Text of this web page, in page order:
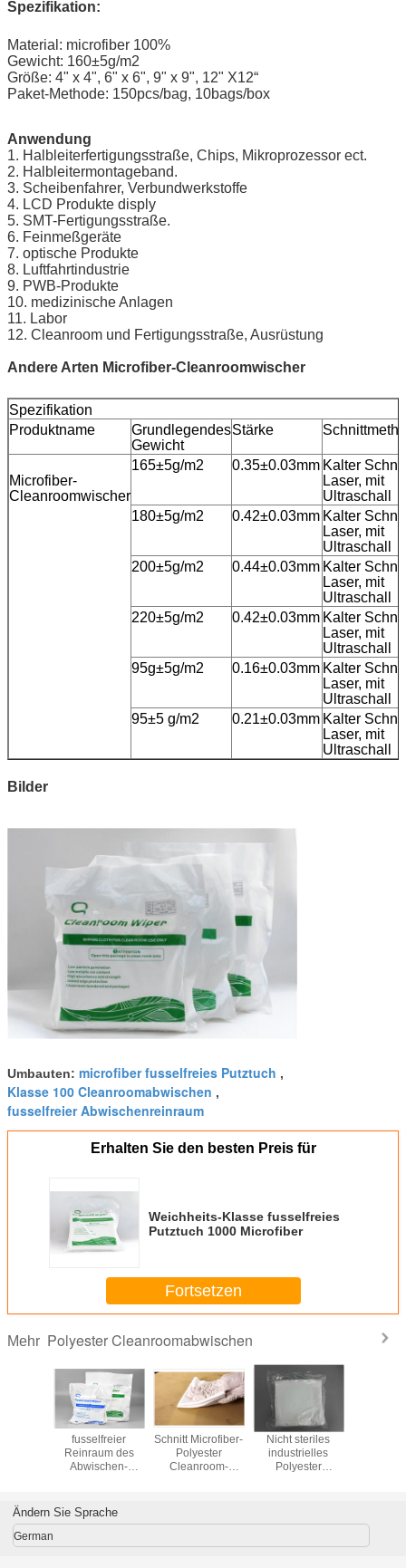
Spezifikation:
Material: microfiber 100%
Gewicht: 160±5g/m2
Größe: 4" x 4", 6" x 6", 9" x 9", 12" X12“
Paket-Methode: 150pcs/bag, 10bags/box
Anwendung
1. Halbleiterfertigungsstraße, Chips, Mikroprozessor ect.
2. Halbleitermontageband.
3. Scheibenfahrer, Verbundwerkstoffe
4. LCD Produkte disply
5. SMT-Fertigungsstraße.
6. Feinmeßgeräte
7. optische Produkte
8. Luftfahrtindustrie
9. PWB-Produkte
10. medizinische Anlagen
11. Labor
12. Cleanroom und Fertigungsstraße, Ausrüstung
Andere Arten Microfiber-Cleanroomwischer
Spezifikation
Produktname
Grundlegendes
Gewicht
Stärke
Microfiber-
Cleanroomwischer
165±5g/m2 0.35±0.03mm Kalter
Laser, mit
Ultraschall
180±5g/m2
0.42±0.03mm Kalter
Laser, mit
Ultraschall
200±5g/m2
0.44±0.03mm Kalter
Laser, mit
Ultraschall
220±5g/m2
0.42±0.03mm Kalter
Laser, mit
Ultraschall
95g±5g/m2
0.16±0.03mm Kalter
Laser, mit
Ultraschall
95±5 g/m2
0.21±0.03mm Kalter
Laser, mit
Ultraschall
Bilder
Umbauten: microfiber fusselfreies Putztuch ,
Klasse 100 Cleanroomabwischen ,
fusselfreier Abwischenreinraum
Erhalten Sie den besten Preis für
Weichheits-Klasse fusselfreies
Putztuch 1000 Microfiber
Fortsetzen
Mehr Polyester Cleanroomabwischen
fusselfreier
Reinraum des
Abwischen-
Industrie
Schnitt Microfiber-
Polyester
Cleanroom-
Nicht steriles
industrielles
Polyester
Ändern Sie Sprache
German